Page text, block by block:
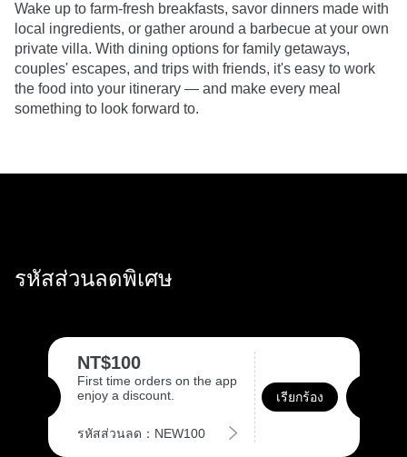
Wake up to farm-fresh breakfasts, savor dinners made with
local ingredients, or gather around a barbecue at your own
private villa. With dining options for family getaways,
couples' escapes, and trips with friends, it's easy to work
the food into your itinerary — and make every meal
something to look forward to.
รหัสส่วนลดพิเศษ
NT$100
First time orders on the app
enjoy a discount.
รหัสส่วนลด：NEW100
เรียกร้อง